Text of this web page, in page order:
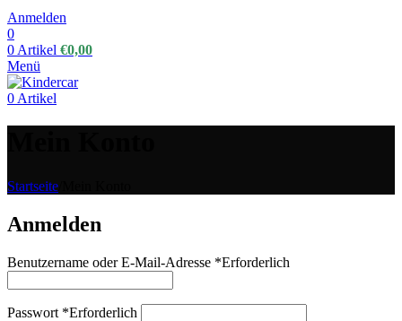
Anmelden
0
0 Artikel €0,00
Menü
0 Artikel
Startseite
Anmelden
Benutzername oder E-Mail-Adresse *Erforderlich
Passwort *Erforderlich